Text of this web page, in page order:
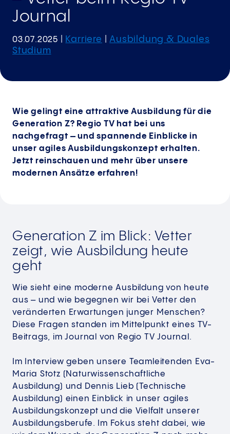
Journal
03.07.2025 Karriere |Ausbildung & Duales
Studium
Wie gelingt eine attraktive Ausbildung für die
Generation Z? Regio TV hat bei uns
nachgefragt – und spannende Einblicke in
unser agiles Ausbildungskonzept erhalten.
Jetzt reinschauen und mehr über unsere
modernen Ansätze erfahren!
Generation Z im Blick: Vetter
zeigt, wie Ausbildung heute
geht
Wie sieht eine moderne Ausbildung von heute
aus – und wie begegnen wir bei Vetter den
veränderten Erwartungen junger Menschen?
Diese Fragen standen im Mittelpunkt eines TV-
Beitrags, im Journal von Regio TV Journal.
Im Interview geben unsere Teamleitenden Eva-
Maria Stotz (Naturwissenschaftliche
Ausbildung) und Dennis Lieb (Technische
Ausbildung) einen Einblick in unser agiles
Ausbildungskonzept und die Vielfalt unserer
Ausbildungsberufe. Im Fokus steht dabei, wie